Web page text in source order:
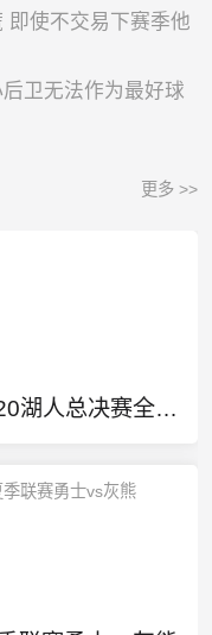
即使不交易下赛季他
卫无法作为最好球
更多 >>
2020湖人总决赛全部回放